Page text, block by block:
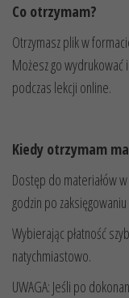
Co otrzymam?
Otrzymasz plik w
Możesz go wydrukować
podczas lekcji online.
Kiedy otrzymam
Dostęp do materiałów
godzin po
Wybierając płatność
natychmiastowo.
UWAGA: Jeśli po